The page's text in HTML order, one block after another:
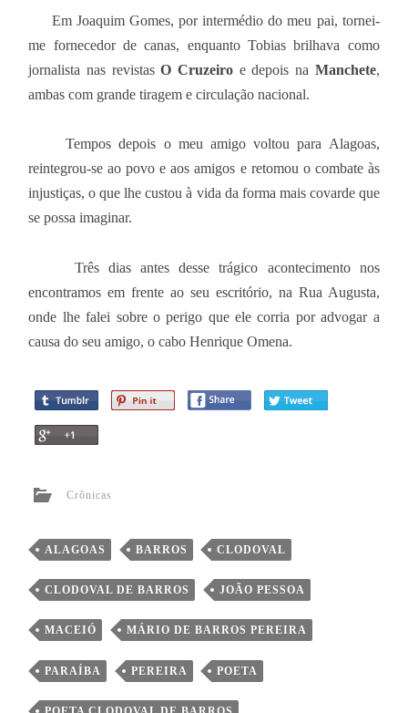
Em Joaquim Gomes, por intermédio do meu pai, tornei-
me fornecedor de canas, enquanto Tobias brilhava como
jornalista nas revistasO Cruzeiro e depois na Manchete,
ambas com grande tiragem e circulação nacional.
Tempos depois o meu amigo voltou para Alagoas,
reintegrou-se ao povo e aos amigos e retomou o combate às
injustiças, o que lhe custou à vida da forma mais covarde que
se possa imaginar.
Três dias antes desse trágico acontecimento nos
encontramos em frente ao seu escritório, na Rua Augusta,
onde lhe falei sobre o perigo que ele corria por advogar a
causa do seu amigo, o cabo Henrique Omena.
Crônicas
ALAGOAS BARROS CLODOVAL
CLODOVAL DE BARROS JOÃO PESSOA
MACEIÓ MÁRIO DE BARROS PEREIRA
PARAÍBA PEREIRA POETA